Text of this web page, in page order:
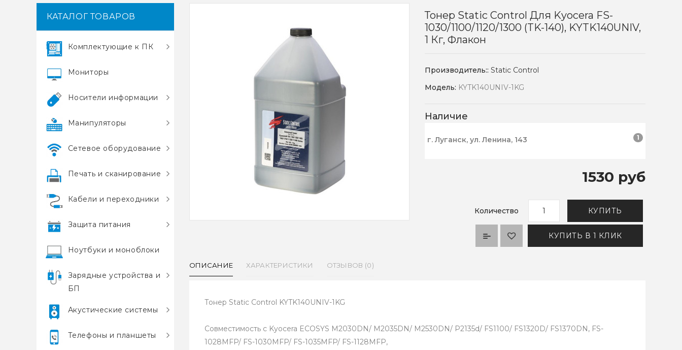
КАТАЛОГ ТОВАРОВ
Комплектующие к ПК
Мониторы
Носители информации
Манипуляторы
Сетевое оборудование
Печать и сканирование
Кабели и переходники
Защита питания
Ноутбуки и моноблоки
Зарядные устройства и
БП
Акустические системы
Телефоны и планшеты
Тонер Static Control Для Kyocera FS-
1030/1100/1120/1300 (TK-140), KYTK140UNIV,
1 Кг, Флакон
Производитель::Static Control
Модель: KYTK140UNIV-1KG
Наличие
г. Луганск, ул. Ленина, 143 1
1530 руб
Количество КУПИТЬ
КУПИТЬ В 1 КЛИК
ОПИСАНИЕ ХАРАКТЕРИСТИКИ ОТЗЫВОВ (0)
Тонер Static Control KYTK140UNIV-1KG
Совместимость с Kyocera ECOSYS M2030DN/ M2035DN/ M2530DN/ P2135d/ FS1100/ FS1320D/ FS1370DN, FS-
1028MFP/ FS-1030MFP/ FS-1035MFP/ FS-1128MFP,